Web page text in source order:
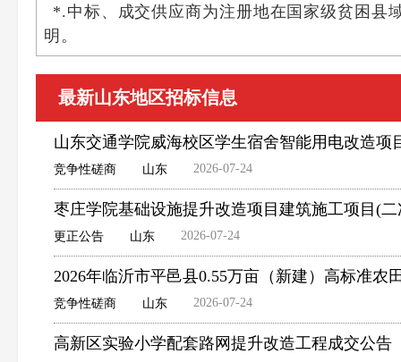
*.中标、成交供应商为注册地在国家级贫困县
明。
最新山东地区招标信息
山东交通学院威海校区学生宿舍智能用电改造项
竞争性磋商 山东 2026-07-24
枣庄学院基础设施提升改造项目建筑施工项目(
更正公告 山东 2026-07-24
2026年临沂市平邑县0.55万亩（新建）高标准
竞争性磋商 山东 2026-07-24
高新区实验小学配套路网提升改造工程成交公告